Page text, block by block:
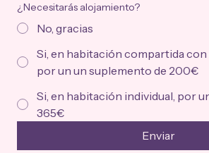
¿Necesitarás alojamiento?
No, gracias
Si, en habitación compartida
por un un suplemento de 200€
Si, en habitación individual, por
365€
Enviar